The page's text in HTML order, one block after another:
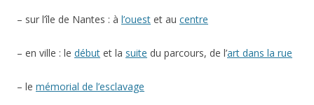
– sur l’île de Nantes : à l’ouest et au centre
– en ville : le début et la suite du parcours, de l’art dans la rue
– le mémorial de l’esclavage